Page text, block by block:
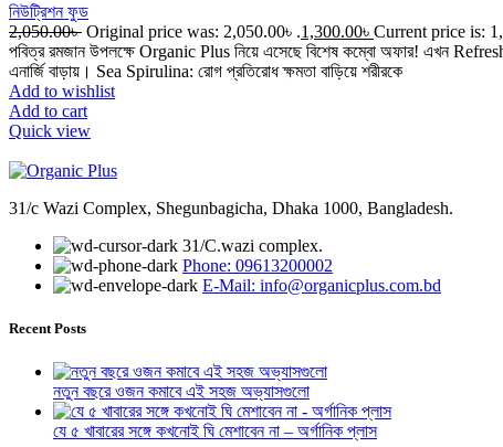
নিউট্রিশন ফুড
2,050.00৳ Original price was: 2,050.00৳ .1,300.00৳ Current price is:
পবিত্র রমজান উপলক্ষে Organic Plus নিয়ে এসেছে বিশেষ কম্বো অফার! এখন
এনার্জি বাড়ায়। Sea Spirulina: রোগ প্রতিরোধ ক্ষমতা বাড়িয়ে শরীরকে
Add to wishlist
Add to cart
Quick view
31/c Wazi Complex, Shegunbagicha, Dhaka 1000, Bangladesh.
31/C.wazi complex.
Phone: 09613200002
E-Mail: info@organicplus.com.bd
Recent Posts
নতুন বছরে ওজন কমাবে এই সহজ অভ্যাসগুলো
যে ৫ খাবারের সঙ্গে কখনোই ঘি মেশাবেন না – অর্গানিক প্লাস